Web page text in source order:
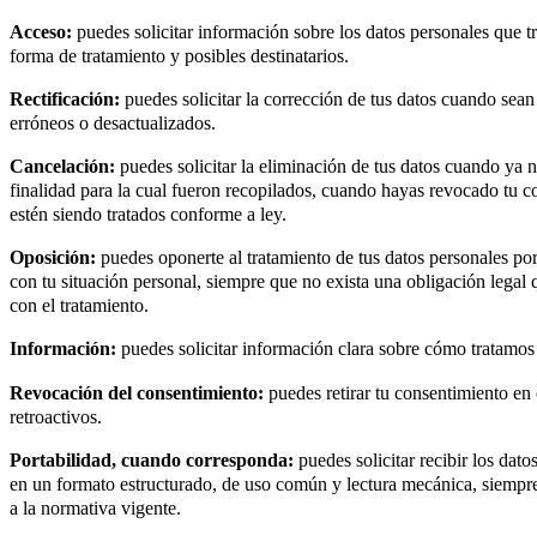
Acceso: puedes solicitar información sobre los datos personales que
forma de tratamiento y posibles destinatarios.
Rectificación: puedes solicitar la corrección de tus datos cuando
erróneos o desactualizados.
Cancelación: puedes solicitar la eliminación de tus datos cuando ya
finalidad para la cual fueron recopilados, cuando hayas revocado tu
estén siendo tratados conforme a ley.
Oposición: puedes oponerte al tratamiento de tus datos personales
con tu situación personal, siempre que no exista una obligación legal
con el tratamiento.
Información: puedes solicitar información clara sobre cómo
Revocación del consentimiento: puedes retirar tu consentimiento
retroactivos.
Portabilidad, cuando corresponda: puedes solicitar recibir los
en un formato estructurado, de uso común y lectura mecánica,
a la normativa vigente.